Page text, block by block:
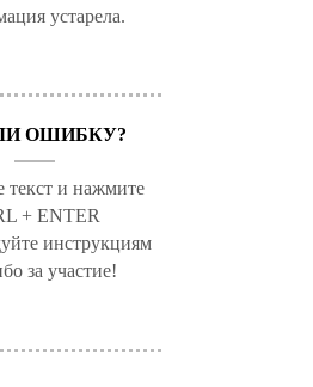
устарела.
ОШИБКУ?
текст и нажмите
+ ENTER
инструкциям
за участие!